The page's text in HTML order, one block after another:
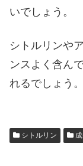
いでしょう。
シトルリンや
ンスよく含ん
れるでしょう。
シトルリン 成